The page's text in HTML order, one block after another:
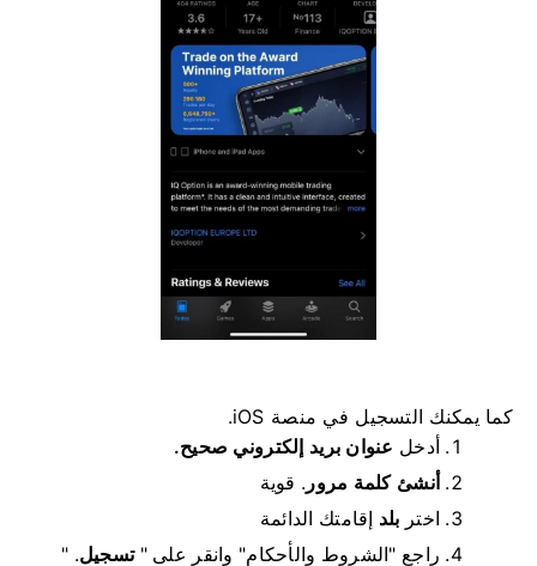
كما يمكنك التسجيل في منصة iOS.
أدخل عنوان بريد إلكتروني صحيح.
أنشئ كلمة مرور
قوية .
اختر بلد إقامتك الدائمة
راجع "الشروط والأحكام" وانقر على "تسجيل" .